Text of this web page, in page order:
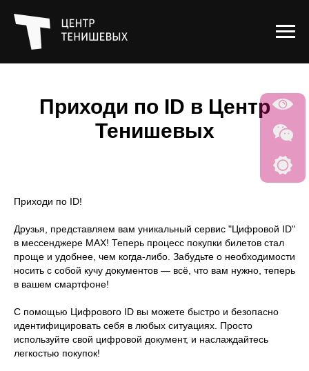
Приходи по ID в Центр
Тенишевых
Приходи по ID!
Друзья, представляем вам уникальный сервис "Цифровой ID"
в мессенджере MAX! Теперь процесс покупки билетов стал
проще и удобнее, чем когда-либо. Забудьте о необходимости
носить с собой кучу документов — всё, что вам нужно, теперь
в вашем смартфоне!
С помощью Цифрового ID вы можете быстро и безопасно
идентифицировать себя в любых ситуациях. Просто
используйте свой цифровой документ, и наслаждайтесь
легкостью покупок!